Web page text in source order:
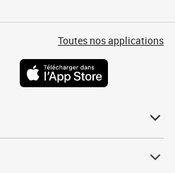
Toutes nos applications